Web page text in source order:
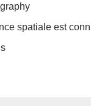
spatiale est